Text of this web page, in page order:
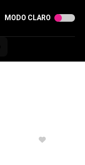
MODO CLARO